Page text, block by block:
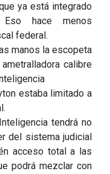
ya está integrado
hace menos
federal.
manos la escopeta
calibre
estaba limitado a
tendrá no
del sistema judicial
acceso total a las
podrá mezclar con